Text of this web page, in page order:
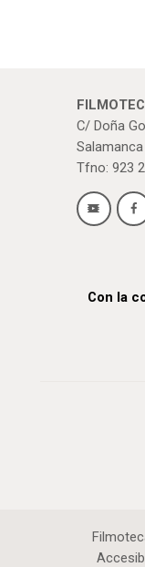
C/ Doña
Salamanca
Tfno: 923
Con la